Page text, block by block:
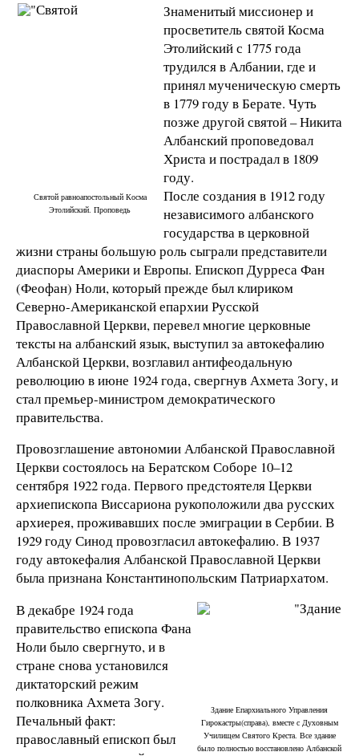
Святой равноапостольный Косма
Этолийский. Проповедь
Знаменитый миссионер и
просветитель святой Косма
Этолийский с 1775 года
трудился в Албании, где и
принял мученическую смерть
в 1779 году в Берате. Чуть
позже другой святой – Никита
Албанский проповедовал
Христа и пострадал в 1809
году.
После создания в 1912 году
независимого албанского
государства в церковной
жизни страны большую роль сыграли представители
диаспоры Америки и Европы. Епископ Дурреса Фан
(Феофан) Ноли, который прежде был клириком
Северно-Американской епархии Русской
Православной Церкви, перевел многие церковные
тексты на албанский язык, выступил за автокефалию
Албанской Церкви, возглавил антифеодальную
революцию в июне 1924 года, свергнув Ахмета Зогу, и
стал премьер-министром демократического
правительства.
Провозглашение автономии Албанской Православной
Церкви состоялось на Бератском Соборе 10–12
сентября 1922 года. Первого предстоятеля Церкви
архиепископа Виссариона рукоположили два русских
архиерея, проживавших после эмиграции в Сербии. В
1929 году Синод провозгласил автокефалию. В 1937
году автокефалия Албанской Православной Церкви
была признана Константинопольским Патриархатом.
Здание Епархиального Управления
Гирокастры(справа), вместе с Духовным
Училищем Святого Креста. Все здание
было полностью восстановлено Албанской
В декабре 1924 года
правительство епископа Фана
Ноли было свергнуто, и в
стране снова установился
диктаторский режим
полковника Ахмета Зогу.
Печальный факт:
православный епископ был